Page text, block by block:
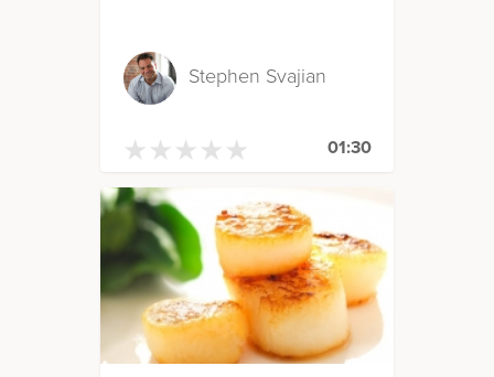
Stephen Svajian
★ ★ ★ ★ ★
★ ★ ★ ★ ★ 01:30